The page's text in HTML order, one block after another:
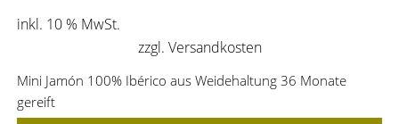
inkl. 10 % MwSt.
zzgl. Versandkosten
Mini Jamón 100% Ibérico aus Weidehaltung 36 Monate
gereift